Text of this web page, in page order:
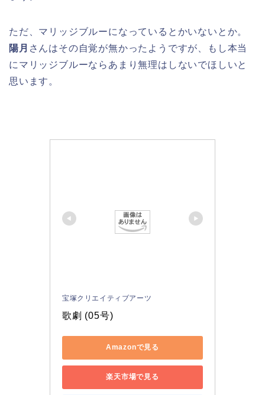
ただ、マリッジブルーになっているとかいないとか。
陽月 さんはその自覚が無かったようですが、もし本当
にマリッジブルーならあまり無理はしないでほしいと
思います。
宝塚クリエイティブアーツ
歌劇 (05号)
Amazonで見る
楽天市場で見る